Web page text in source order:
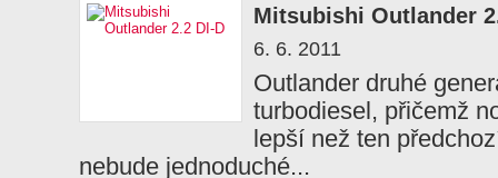
Mitsubishi Outlander
6. 6. 2011
Outlander druhé
turbodiesel, přičemž
lepší než ten
nebude jednoduché...